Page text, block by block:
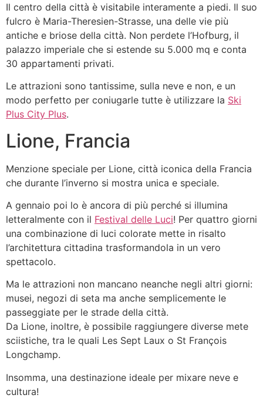
Il centro della città è visitabile interamente a piedi. Il suo
fulcro è Maria-Theresien-Strasse, una delle vie più
antiche e briose della città. Non perdete l’Hofburg, il
palazzo imperiale che si estende su 5.000 mq e conta
30 appartamenti privati.
Le attrazioni sono tantissime, sulla neve e non, e un
modo perfetto per coniugarle tutte è utilizzare la Ski
Plus City Plus.
Lione, Francia
Menzione speciale per Lione, città iconica della Francia
che durante l’inverno si mostra unica e speciale.
A gennaio poi lo è ancora di più perché si illumina
letteralmente con il Festival delle Luci! Per quattro giorni
una combinazione di luci colorate mette in risalto
l’architettura cittadina trasformandola in un vero
spettacolo.
Ma le attrazioni non mancano neanche negli altri giorni:
musei, negozi di seta ma anche semplicemente le
passeggiate per le strade della città.
Da Lione, inoltre, è possibile raggiungere diverse mete
sciistiche, tra le quali Les Sept Laux o St François
Longchamp.
Insomma, una destinazione ideale per mixare neve e
cultura!